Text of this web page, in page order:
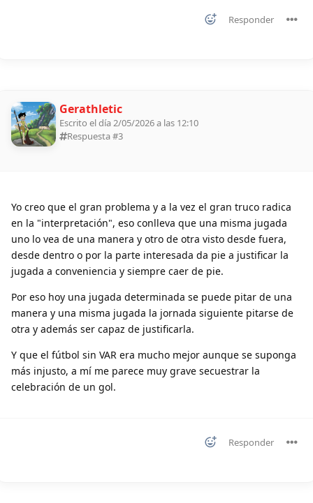
Responder
Gerathletic
Escrito el día 2/05/2026 a las 12:10
Respuesta #3
Yo creo que el gran problema y a la vez el gran truco radica
en la "interpretación", eso conlleva que una misma jugada
uno lo vea de una manera y otro de otra visto desde fuera,
desde dentro o por la parte interesada da pie a justificar la
jugada a conveniencia y siempre caer de pie.
Por eso hoy una jugada determinada se puede pitar de una
manera y una misma jugada la jornada siguiente pitarse de
otra y además ser capaz de justificarla.
Y que el fútbol sin VAR era mucho mejor aunque se suponga
más injusto, a mí me parece muy grave secuestrar la
celebración de un gol.
Responder